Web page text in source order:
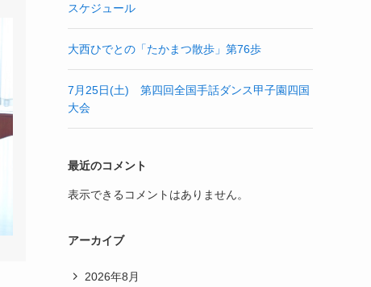
スケジュール
大西ひでとの「たかまつ散歩」第76歩
7月25日(土) 第四回全国手話ダンス甲子園四国
大会
最近のコメント
表示できるコメントはありません。
アーカイブ
2026年8月